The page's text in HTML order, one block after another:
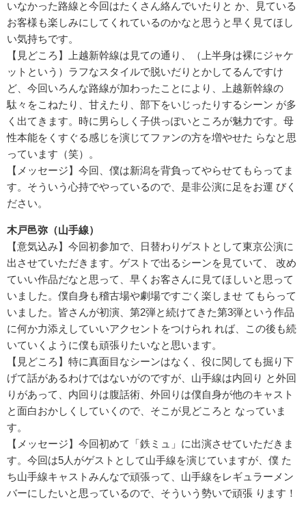
いなかった路線と今回はたくさん絡んでいたりと か、見ている
お客様も楽しみにしてくれているのかなと思うと早く見てほし
い気持ちです。
【見どころ】上越新幹線は見ての通り、（上半身は裸にジャケ
ットという）ラフなスタイルで脱いだりとかしてるんですけ
ど、今回いろんな路線が加わったことにより、上越新幹線の
駄々をこねたり、甘えたり、部下をいじったりするシーン が多
く出てきます。時に男らしく子供っぽいところが魅力です。母
性本能をくすぐる感じを演じてファンの方を増やせた らなと思
っています（笑）。
【メッセージ】今回、僕は新潟を背負ってやらせてもらってま
す。そういう心持でやっているので、是非公演に足をお運 びく
ださい。
木戸邑弥（山手線）
【意気込み】今回初参加で、日替わりゲストとして東京公演に
出させていただきます。ゲストで出るシーンを見ていて、 改め
ていい作品だなと思って、早くお客さんに見てほしいと思って
いました。僕自身も稽古場や劇場ですごく楽しませ てもらって
いました。皆さんが初演、第2弾と続けてきた第3弾という作品
に何か力添えしていいアクセントをつけられ れば、この後も続
いていくように僕も頑張りたいなと思います。
【見どころ】特に真面目なシーンはなく、役に関しても掘り下
げて話があるわけではないがのですが、山手線は内回り と外回
りがあって、内回りは腹話術、外回りは僕自身が他のキャスト
と面白おかしくしていくので、そこが見どころと なっていま
す。
【メッセージ】今回初めて「鉄ミュ」に出演させていただきま
す。今回は5人がゲストとして山手線を演じていますが、僕 た
ち山手線キャストみんなで頑張って、山手線をレギュラーメン
バーにしたいと思っているので、そういう勢いで頑張 ります！